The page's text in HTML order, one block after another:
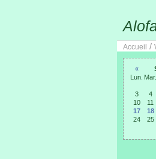
Accueil /
«
Lun. Mar.
3
4
10
11
17
18
24
25